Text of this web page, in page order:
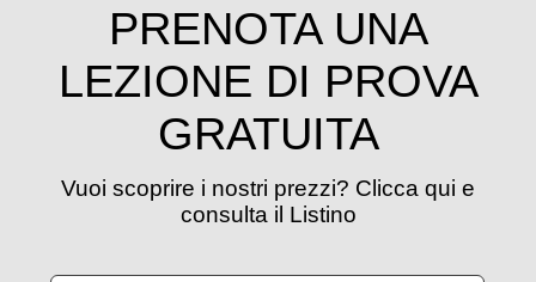
PRENOTA UNA
LEZIONE DI PROVA
GRATUITA
Vuoi scoprire i nostri prezzi? Clicca qui e
consulta il Listino